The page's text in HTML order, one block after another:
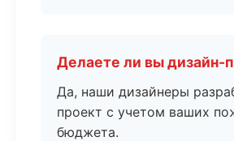
Делаете ли вы дизайн-
Да, наши дизайнеры
проект с учетом ваших
бюджета.